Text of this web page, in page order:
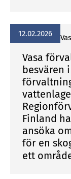
12.02.2026
Vasa
besvären
Finland
ansöka
för en
ett